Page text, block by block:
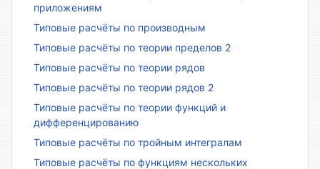
приложениям
Типовые расчёты по производным
Типовые расчёты по теории пределов 2
Типовые расчёты по теории рядов
Типовые расчёты по теории рядов 2
Типовые расчёты по теории функций и
дифференцированию
Типовые расчёты по тройным интегралам
Типовые расчёты по функциям нескольких